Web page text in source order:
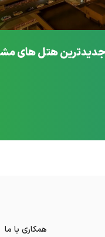
همکاری با ما